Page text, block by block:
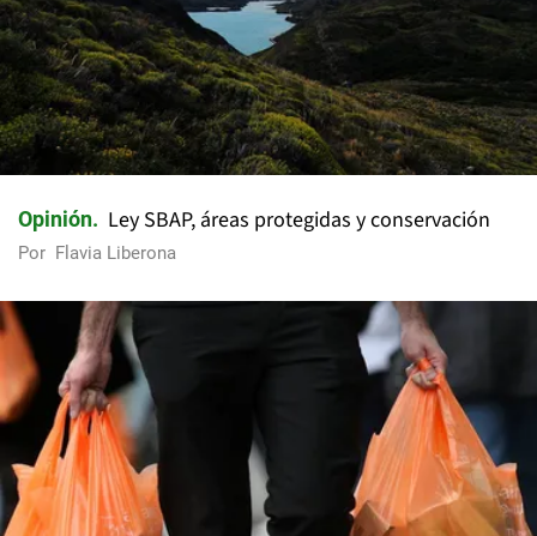
Opinión Ley SBAP, áreas protegidas y conservación
Por Flavia Liberona